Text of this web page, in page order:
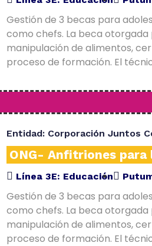
Gestión de 3 becas para
como chefs. La beca otorgada
manipulación de alimentos,
proceso de formación. El
Entidad: Corporación Juntos
ONG- Anfitriones para
Línea 3E: Educación
Gestión de 3 becas para
como chefs. La beca otorgada
manipulación de alimentos,
proceso de formación. El